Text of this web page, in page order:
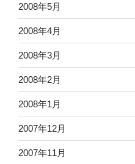
2008年5月
2008年4月
2008年3月
2008年2月
2008年1月
2007年12月
2007年11月